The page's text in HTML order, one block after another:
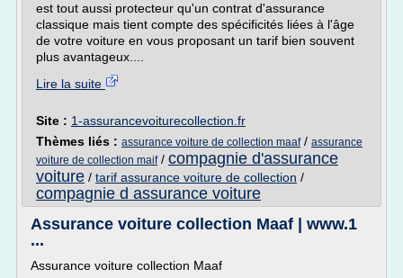
est tout aussi protecteur qu'un contrat d'assurance
classique mais tient compte des spécificités liées à l'âge
de votre voiture en vous proposant un tarif bien souvent
plus avantageux....
Lire la suite
Site : 1-assurancevoiturecollection.fr
Thèmes liés : assurance voiture de collection maaf/ assurance
voiture de collection maif/ compagnie d'assurance
voiture / tarif assurance voiture de collection /
compagnie d assurance voiture
Assurance voiture collection Maaf | www.1
...
Assurance voiture collection Maaf